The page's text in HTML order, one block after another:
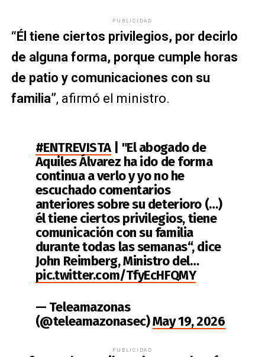
PUBLICIDAD
“Él tiene ciertos privilegios, por decirlo
de alguna forma, porque cumple horas
de patio y comunicaciones con su
familia”, afirmó el ministro.
#ENTREVISTA| "El abogado de
Aquiles Álvarez ha ido de forma
continua a verlo y yo no he
escuchado comentarios
anteriores sobre su deterioro (…)
él tiene ciertos privilegios, tiene
comunicación con su familia
durante todas las semanas“, dice
John Reimberg, Ministro del…
pic.twitter.com/TfyEcHFQMY
— Teleamazonas
(@teleamazonasec)May 19, 2026
PUBLICIDAD